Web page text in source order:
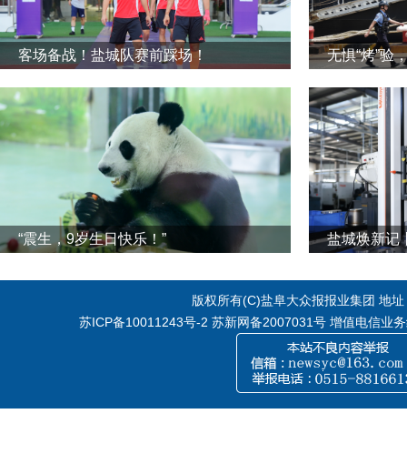
客场备战！盐城队赛前踩场！ 无惧“烤”验
“震生，9岁生日快乐！”
版权所有(C)盐阜大众报报业集团 地
苏ICP备10011243号-2 苏新网备2007031号 增值电信业